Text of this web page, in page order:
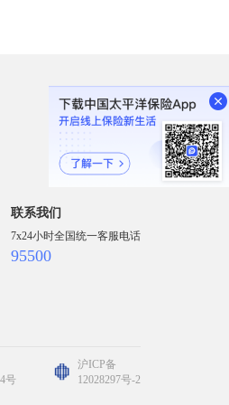
联系我们
7x24小时全国统一客服电话
95500
沪ICP备
12028297号-2
号